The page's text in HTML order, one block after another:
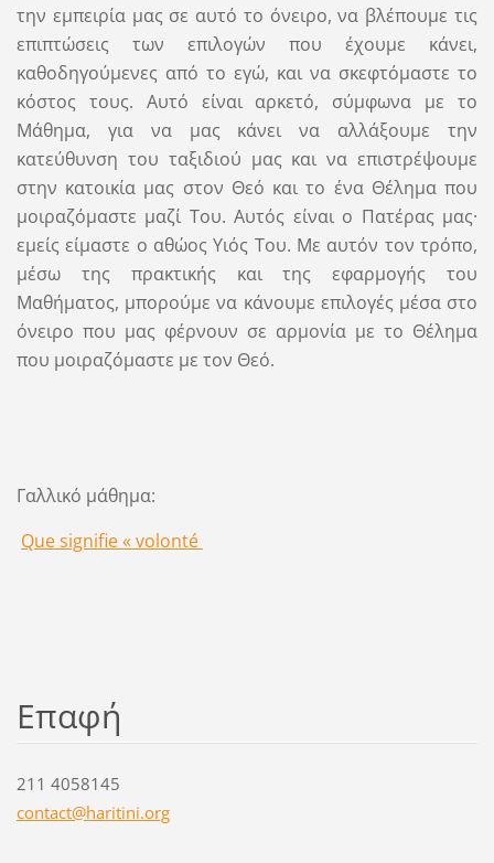
την εμπειρία μας σε αυτό το όνειρο, να βλέπουμε τις
επιπτώσεις των επιλογών που έχουμε κάνει,
καθοδηγούμενες από το εγώ, και να σκεφτόμαστε το
κόστος τους. Αυτό είναι αρκετό, σύμφωνα με το
Μάθημα, για να μας κάνει να αλλάξουμε την
κατεύθυνση του ταξιδιού μας και να επιστρέψουμε
στην κατοικία μας στον Θεό και το ένα Θέλημα που
μοιραζόμαστε μαζί Του. Αυτός είναι ο Πατέρας μας·
εμείς είμαστε ο αθώος Υιός Του. Με αυτόν τον τρόπο,
μέσω της πρακτικής και της εφαρμογής του
Μαθήματος, μπορούμε να κάνουμε επιλογές μέσα στο
όνειρο που μας φέρνουν σε αρμονία με το Θέλημα
που μοιραζόμαστε με τον Θεό.
Γαλλικό μάθημα:
Que signifie « volonté
Επαφή
211 4058145
contact@haritini.org